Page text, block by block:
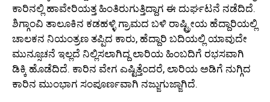
ಕಾರಿನಲ್ಲಿ ಹಾವೇರಿಯತ್ತ ಹಿಂತಿರುಗುತ್ತಿದ್ದಾಗ ಈ ದುರ್ಘಟನೆ ನಡೆದಿದೆ.
ಶಿಗ್ಗಾಂವಿ ತಾಲೂಕಿನ ಕಡಹಳ್ಳಿ ಗ್ರಾಮದ ಬಳಿ ರಾಷ್ಟ್ರೀಯ ಹೆದ್ದಾರಿಯಲ್ಲಿ
ಚಾಲಕನ ನಿಯಂತ್ರಣ ತಪ್ಪಿದ ಕಾರು, ಹೆದ್ದಾರಿ ಬದಿಯಲ್ಲಿ ಯಾವುದೇ
ಮುನ್ಸೂಚನೆ ಇಲ್ಲದೆ ನಿಲ್ಲಿಸಲಾಗಿದ್ದ ಲಾರಿಯ ಹಿಂಬದಿಗೆ ರಭಸವಾಗಿ
ಡಿಕ್ಕಿ ಹೊಡೆದಿದೆ. ಕಾರಿನ ವೇಗ ಎಷ್ಟಿತ್ತೆಂದರೆ, ಲಾರಿಯ ಅಡಿಗೆ ನುಗ್ಗಿದ
ಕಾರಿನ ಮುಂಭಾಗ ಸಂಪೂರ್ಣವಾಗಿ ನಜ್ಜುಗುಜ್ಜಾಗಿದೆ.